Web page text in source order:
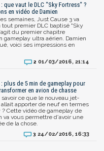
que vaut le DLC "Sky Fortress" ?
en vidéo de Damien
semaines, Just Cause 3 va
tout premier DLC baptisé "Sky
du premier chapitre
gameplay ultra aérien. Damien
voici ses impressions en
2 01/03/2016, 21:14
plus de 5 min de gameplay pour
en avion de chasse
ce que le nouveau jet-
allait apporter de neuf en termes
Cette vidéo de gameplay de
va vous permettre d'avoir une
de la chose.
3 24/02/2016, 16:33